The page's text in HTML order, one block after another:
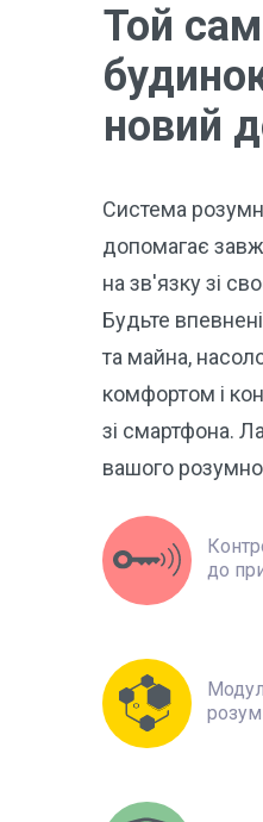
Той
новий
Система
допомагає
на зв'язку зі
Будьте впевнені
та майна,
комфортом і
зі смартфона.
вашого
до